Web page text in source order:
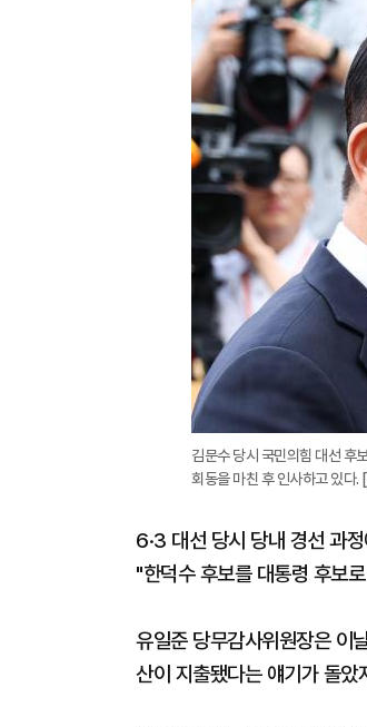
김문수 당시 국민의힘 대선 후
회동을 마친 후 인사하고 있다.
6·3 대선 당시 당내 경선 과
"한덕수 후보를 대통령 후보
유일준 당무감사위원장은 이
산이 지출됐다는 얘기가 돌